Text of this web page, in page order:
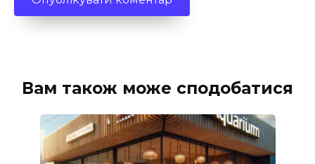
Вам також може сподобатися